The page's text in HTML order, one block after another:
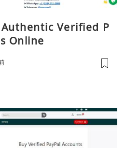
Verified P
Online